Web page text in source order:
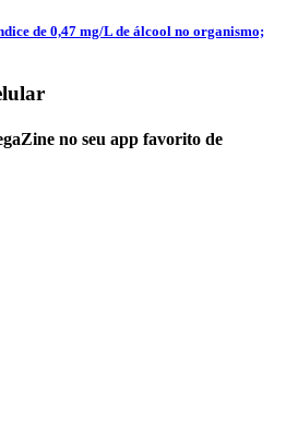
de 0,47 mg/L de álcool no organismo;
no seu app favorito de